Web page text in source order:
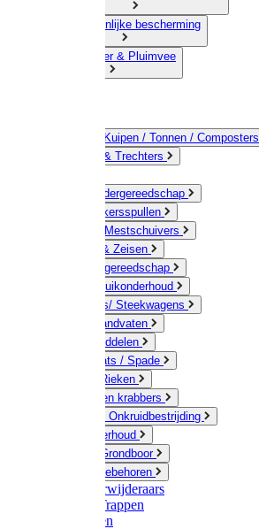
11) Persoonlijke bescherming
12) Kleindier & Pluimvee
Emmers / Kuipen / Tonnen / Composters
Jerrycans & Trechters
Hand-/ Kindergereedschap
Stratenmakersspullen
Sneeuw- / Mestschuivers
Baggeren & Zeisen
Elektrisch gereedschap
Boom / Struikonderhoud
Kruiwagens/ Steekwagens
Stelen / Handvaten
Tuinhulpmiddelen
Schop / Bats / Spade
Vorken & Rieken
Cultivator en krabbers
Schoffels / Onkruidbestrijding
Gazononderhoud
Hamers / Grondboor
Sledes / toebehoren
Onkruidverwijderaars
Ladders / Trappen
Werkbanken